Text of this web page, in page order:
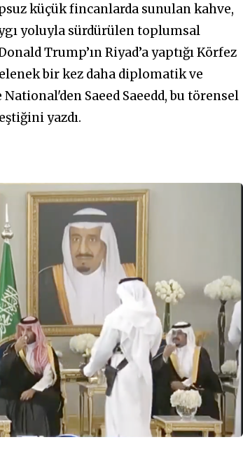
küçük fincanlarda sunulan kahve,
yoluyla sürdürülen toplumsal
Trump’ın Riyad’a yaptığı Körfez
bir kez daha diplomatik ve
Saeed Saeedd, bu törensel
yazdı.